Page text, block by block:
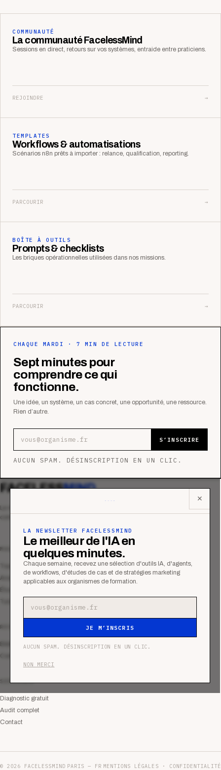
COMMUNAUTÉ
La communauté FacelessMind
Sessions en direct, retours sur vos systèmes, entraide entre praticiens.
REJOINDRE →
TEMPLATES
Workflows & automatisations
Scénarios n8n prêts à importer : relance, qualification, reporting.
PARCOURIR →
BOÎTE À OUTILS
Prompts & checklists
Les briques opérationnelles utilisées dans nos missions.
PARCOURIR →
CHAQUE MARDI · 7 MIN DE LECTURE
Sept minutes pour
comprendre ce qui
fonctionne.
Une idée, un système, un cas concret, une opportunité, une ressource.
Rien d’autre.
S’INSCRIRE
AUCUN SPAM. DÉSINSCRIPTION EN UN CLIC.
✕
LA NEWSLETTER FACELESSMIND
Le meilleur de l'IA en
quelques minutes.
Chaque semaine, recevez une sélection d'outils IA, d'agents,
de workflows, d'études de cas et de stratégies marketing
applicables aux organismes de formation.
JE M’INSCRIS
AUCUN SPAM. DÉSINSCRIPTION EN UN CLIC.
NON MERCI
FACELESSMIND
Le média qui mesurent la performance
commerciale des organismes de formation.
MAGAZINE
Tous les articles
Analyses
Études de cas
Tutoriels
RESSOURCES
Bibliothèque
Communauté
SERVICES
Diagnostic gratuit
Audit complet
Contact
© 2026 FACELESSMIND PARIS — FR MENTIONS LÉGALES · CONFIDENTIALITÉ